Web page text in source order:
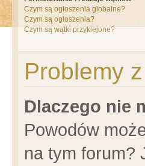
Czym są ogłoszenia globalne?
Czym są ogłoszenia?
Czym są wątki przyklejone?
Problemy
Dlaczego nie
Powodów
na tym forum?